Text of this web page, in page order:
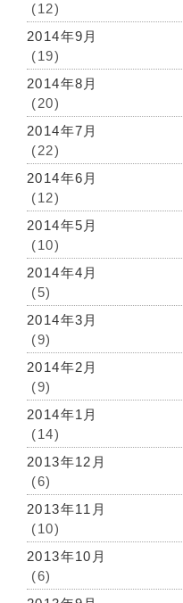
(12)
2014年9月
(19)
2014年8月
(20)
2014年7月
(22)
2014年6月
(12)
2014年5月
(10)
2014年4月
(5)
2014年3月
(9)
2014年2月
(9)
2014年1月
(14)
2013年12月
(6)
2013年11月
(10)
2013年10月
(6)